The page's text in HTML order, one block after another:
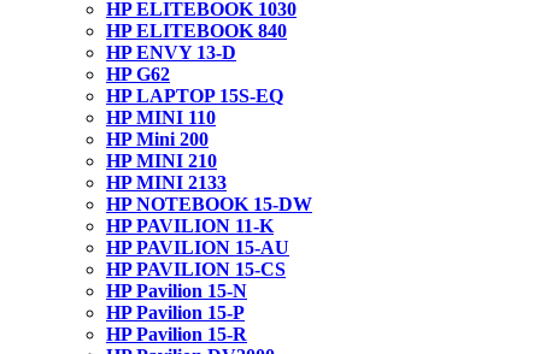
HP ELITEBOOK 1030
HP ELITEBOOK 840
HP ENVY 13-D
HP G62
HP LAPTOP 15S-EQ
HP MINI 110
HP Mini 200
HP MINI 210
HP MINI 2133
HP NOTEBOOK 15-DW
HP PAVILION 11-K
HP PAVILION 15-AU
HP PAVILION 15-CS
HP Pavilion 15-N
HP Pavilion 15-P
HP Pavilion 15-R